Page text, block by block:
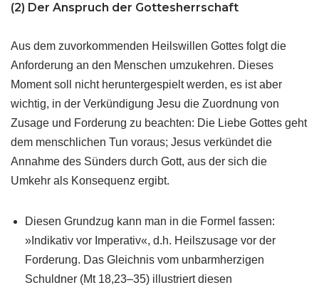
(2) Der Anspruch der Gottesherrschaft
Aus dem zuvorkommenden Heilswillen Gottes folgt die
Anforderung an den Menschen umzukehren. Dieses
Moment soll nicht heruntergespielt werden, es ist aber
wichtig, in der Verkündigung Jesu die Zuordnung von
Zusage und Forderung zu beachten: Die Liebe Gottes geht
dem menschlichen Tun voraus; Jesus verkündet die
Annahme des Sünders durch Gott, aus der sich die
Umkehr als Konsequenz ergibt.
Diesen Grundzug kann man in die Formel fassen:
»Indikativ vor Imperativ«, d.h. Heilszusage vor der
Forderung. Das Gleichnis vom unbarmherzigen
Schuldner (Mt 18,23–35) illustriert diesen